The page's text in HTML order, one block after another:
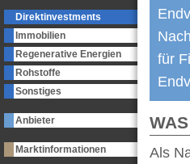
Direktinvestments
Immobilien
Regenerative Energien
Rohstoffe
Sonstiges
Anbieter
Marktinformationen
für
Als